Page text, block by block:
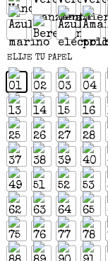
ELIJE TU PAPEL